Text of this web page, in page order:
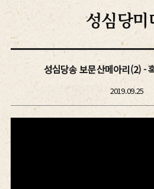
성심당미
성심당송 보문산메아리(2) -
2019.09.25